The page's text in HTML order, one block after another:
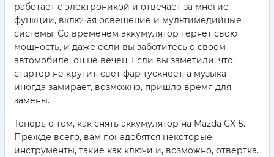
работает с электроникой и отвечает за многие
функции, включая освещение и мультимедийные
системы. Со временем аккумулятор теряет свою
мощность, и даже если вы заботитесь о своем
автомобиле, он не вечен. Если вы заметили, что
стартер не крутит, свет фар тускнеет, а музыка
иногда замирает, возможно, пришло время для
замены.
Теперь о том, как снять аккумулятор на Mazda CX-5.
Прежде всего, вам понадобятся некоторые
инструменты, такие как ключи и, возможно, отвертка.